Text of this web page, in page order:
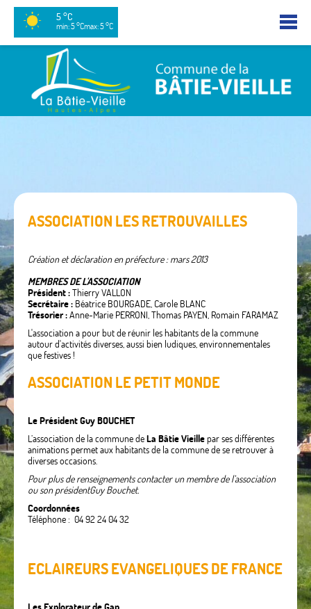
5 °C
min: 5 °Cmax: 5 °C
ASSOCIATION LES RETROUVAILLES
Créationet déclaration en préfecture : mars 2013
MEMBRES DE L'ASSOCIATION
Président :Thierry VALLON
Secrétaire : Béatrice BOURGADE, Carole BLANC
Trésorier :Anne-Marie PERRONI, Thomas PAYEN, Romain FARAMAZ
L'association a pour but de réunir les habitants de la commune
autour d'activités diverses, aussi bien ludiques, environnementales
que festives !
ASSOCIATION LE PETIT MONDE
Le Président Guy BOUCHET
L’association de la commune deLa Bâtie Vieillepar ses différentes
animations permet aux habitants de la commune de se retrouver à
diverses occasions.
Pour plus de renseignements contacter un membre de l’association
ou son présidentGuy Bouchet.
Coordonnées
Téléphone : 04 92 24 04 32
ECLAIREURS EVANGELIQUES DE FRANCE